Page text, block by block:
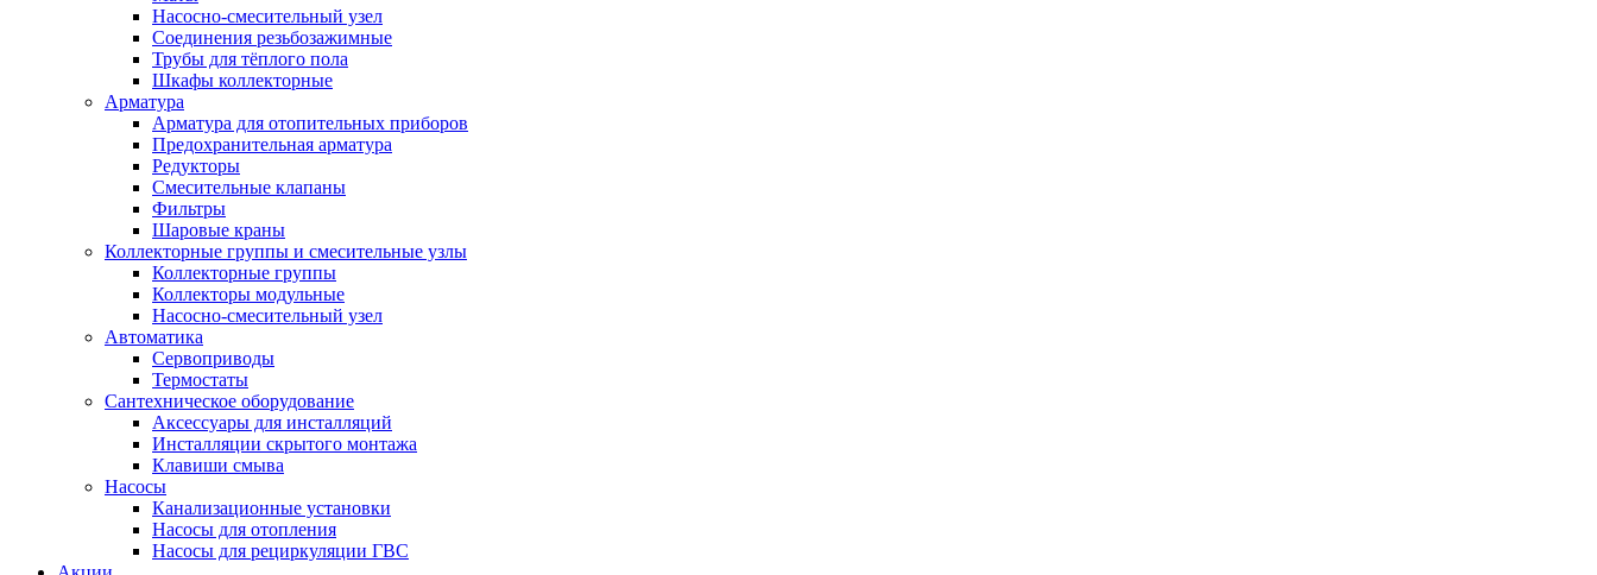
Насосно-смесительный узел
Соединения резьбозажимные
Трубы для тёплого пола
Шкафы коллекторные
Арматура
Арматура для отопительных приборов
Предохранительная арматура
Редукторы
Смесительные клапаны
Фильтры
Шаровые краны
Коллекторные группы и смесительные узлы
Коллекторные группы
Коллекторы модульные
Насосно-смесительный узел
Автоматика
Сервоприводы
Термостаты
Сантехническое оборудование
Аксессуары для инсталляций
Инсталляции скрытого монтажа
Клавиши смыва
Насосы
Канализационные установки
Насосы для отопления
Насосы для рециркуляции ГВС